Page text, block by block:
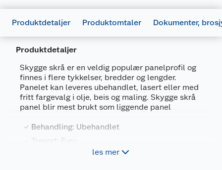
Produktdetaljer Produktomtaler Dokumenter,
Produktdetaljer
Skygge skrå er en veldig populær panelprofil og
finnes i flere tykkelser, bredder og lengder.
Panelet kan leveres ubehandlet, lasert eller med
fritt fargevalg i olje, beis og maling. Skygge skrå
panel blir mest brukt som liggende panel
Behandling: Ubehandlet
Tresort: Furu
Kan monteres stående/diagonalt
les mer
Last ned / vis datablad
Brosjyrer
677453_7040431811076_.pdf
Last ned / vis datablad
FDV
677456_7040431811076_.pdf
Last ned / vis datablad
Artikkelnummer